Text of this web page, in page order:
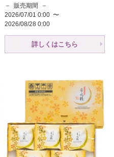
販売期間
2026/07/01 0:00 〜
2026/08/28 0:00
詳しくはこちら